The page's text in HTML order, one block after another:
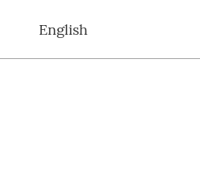
English